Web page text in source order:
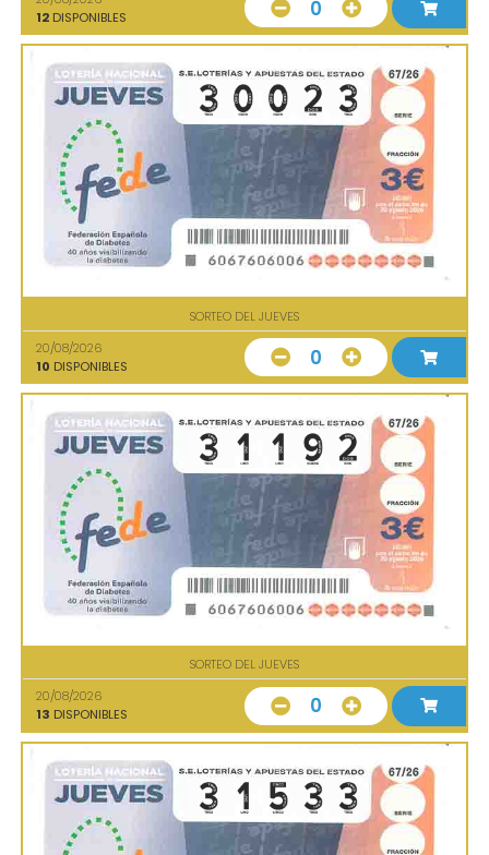
12 DISPONIBLES 0
SORTEO DEL JUEVES
20/08/2026
10 DISPONIBLES 0
SORTEO DEL JUEVES
20/08/2026
13 DISPONIBLES 0